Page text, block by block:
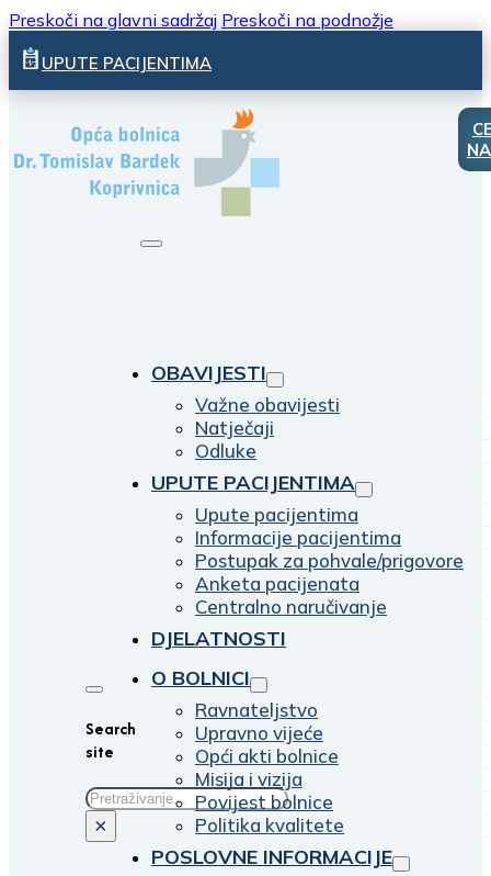
Preskoči na glavni sadržaj Preskoči na podnožje
UPUTE PACIJENTIMA
Search
site
Traži
×
OBAVIJESTI
Važne obavijesti
Natječaji
Odluke
UPUTE PACIJENTIMA
Upute pacijentima
Informacije pacijentima
Postupak za pohvale/prigovore
Anketa pacijenata
Centralno naručivanje
DJELATNOSTI
O BOLNICI
Ravnateljstvo
Upravno vijeće
Opći akti bolnice
Misija i vizija
Povijest bolnice
Politika kvalitete
POSLOVNE INFORMACIJE